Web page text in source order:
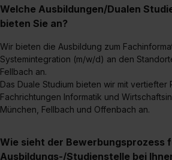
Welche Ausbildungen/Dualen
bieten Sie an?
Wir bieten die Ausbildung zum
Systemintegration (m/w/d) an den
Fellbach an.
Das Duale Studium bieten wir mit vertiefter
Fachrichtungen Informatik und
München, Fellbach und Offenbach an.
Wie sieht der Bewerbungsprozess
Ausbildungs-/Studienstelle bei